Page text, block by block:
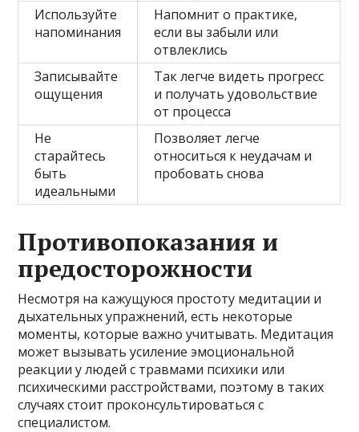
Используйте
напоминания
Напомнит о практике,
если вы забыли или
отвлеклись
Записывайте
ощущения
Так легче видеть прогресс
и получать удовольствие
от процесса
Не
старайтесь
быть
идеальными
Позволяет легче
относиться к неудачам и
пробовать снова
Противопоказания и
предосторожности
Несмотря на кажущуюся простоту медитации и
дыхательных упражнений, есть некоторые
моменты, которые важно учитывать. Медитация
может вызывать усиление эмоциональной
реакции у людей с травмами психики или
психическими расстройствами, поэтому в таких
случаях стоит проконсультироваться с
специалистом.